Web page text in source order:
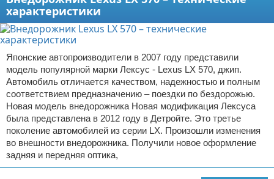
характеристики
Японские автопроизводители в 2007 году представили
модель популярной марки Лексус - Lexus LX 570, джип.
Автомобиль отличается качеством, надежностью и полным
соответствием предназначению – поездки по бездорожью.
Новая модель внедорожника Новая модификация Лексуса
была представлена в 2012 году в Детройте. Это третье
поколение автомобилей из серии LX. Произошли изменения
во внешности внедорожника. Получили новое оформление
задняя и передняя оптика,